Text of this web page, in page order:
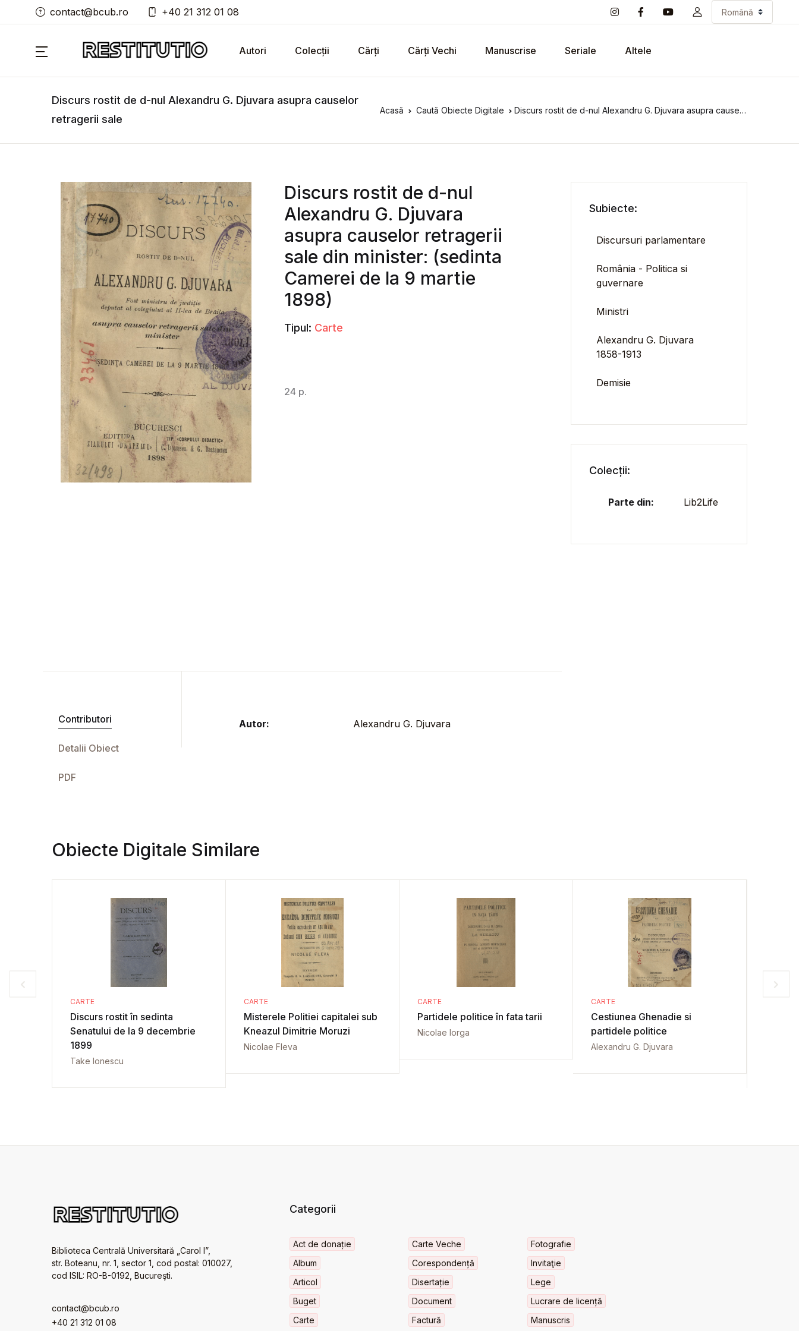
contact@bcub.ro +40 21 312 01 08
Autori Colecții Cărți Cărți Vechi Manuscrise Seriale Altele
Discurs rostit de d-nul Alexandru G. Djuvara asupra causelor
retragerii sale
Acasă Caută Obiecte Digitale Discurs rostit de d-nul Alexandru G. Djuvara asupra causelor retragerii sale
Discurs rostit de d-nul
Alexandru G. Djuvara
asupra causelor retragerii
sale din minister: (sedinta
Camerei de la 9 martie
1898)
Tipul: Carte
Contributori
Detalii Obiect
PDF
Autor: Alexandru G. Djuvara
Subiecte:
Discursuri parlamentare
România - Politica si
guvernare
Ministri
Alexandru G. Djuvara
1858-1913
Demisie
Colecții:
Parte din: Lib2Life
Obiecte Digitale Similare
CARTE
Discurs rostit în sedinta
Senatului de la 9 decembrie
1899
Take Ionescu
CARTE
Misterele Politiei capitalei sub
Kneazul Dimitrie Moruzi
Nicolae Fleva
CARTE
Partidele politice în fata tarii
Nicolae Iorga
CARTE
Cestiunea Ghenadie si
partidele politice
Alexandru G. Djuvara
Biblioteca Centrală Universitară „Carol I”,
str. Boteanu, nr. 1, sector 1, cod postal: 010027,
cod ISIL: RO-B-0192, Bucureşti.
contact@bcub.ro
+40 21 312 01 08
Categorii
Act de donație
Album
Articol
Buget
Carte
Carte Veche
Corespondență
Disertație
Document
Factură
Fotografie
Invitaţie
Lege
Lucrare de licență
Manuscris